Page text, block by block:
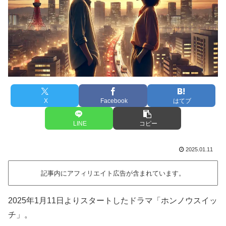
X Facebook はてブ
LINE コピー
2025.01.11
記事内にアフィリエイト広告が含まれています。
2025年1月11日よりスタートしたドラマ「ホンノウスイッ
チ」。